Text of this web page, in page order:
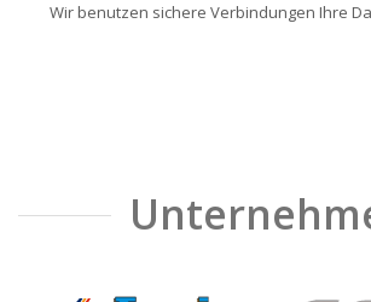
Wir benutzen sichere Verbindungen Ihre